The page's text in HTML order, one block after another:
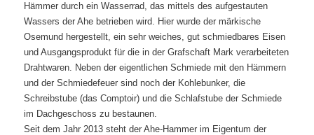
Hämmer durch ein Wasserrad, das mittels des aufgestauten
Wassers der Ahe betrieben wird. Hier wurde der märkische
Osemund hergestellt, ein sehr weiches, gut schmiedbares Eisen
und Ausgangsprodukt für die in der Grafschaft Mark verarbeiteten
Drahtwaren. Neben der eigentlichen Schmiede mit den Hämmern
und der Schmiedefeuer sind noch der Kohlebunker, die
Schreibstube (das Comptoir) und die Schlafstube der Schmiede
im Dachgeschoss zu bestaunen.
Seit dem Jahr 2013 steht der Ahe-Hammer im Eigentum der